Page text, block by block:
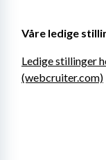
Våre ledige
Ledige stillinger
(webcruiter.com)